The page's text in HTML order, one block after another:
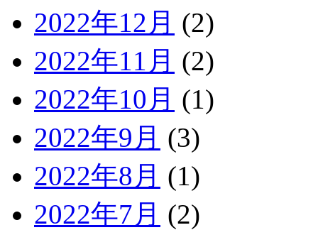
2022年12月 (2)
2022年11月 (2)
2022年10月 (1)
2022年9月 (3)
2022年8月 (1)
2022年7月 (2)